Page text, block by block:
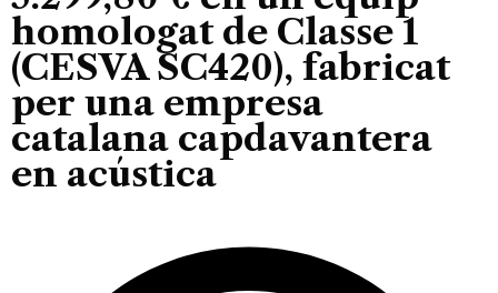
homologat de Classe 1
(CESVA SC420), fabricat
per una empresa
catalana capdavantera
en acústica